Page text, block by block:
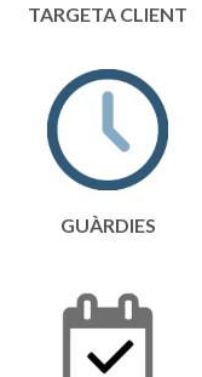
TARGETA CLIENT
GUÀRDIES